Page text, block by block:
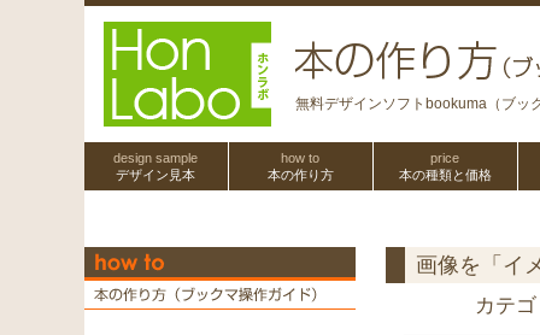
無料デザインソフトbookuma（ブッ
design sample
デザイン見本
how to
本の作り方
price
本の種類と価格
画像を「イ
カテ